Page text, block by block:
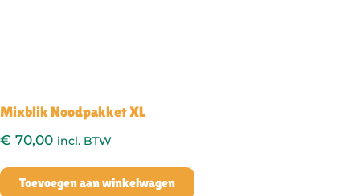
Mixblik Noodpakket XL
€ 70,00 incl. BTW
Toevoegen aan winkelwagen